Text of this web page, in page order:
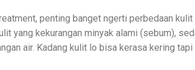
penting banget ngerti perbedaan
yang kekurangan minyak alami (sebum),
air. Kadang kulit lo bisa kerasa kering